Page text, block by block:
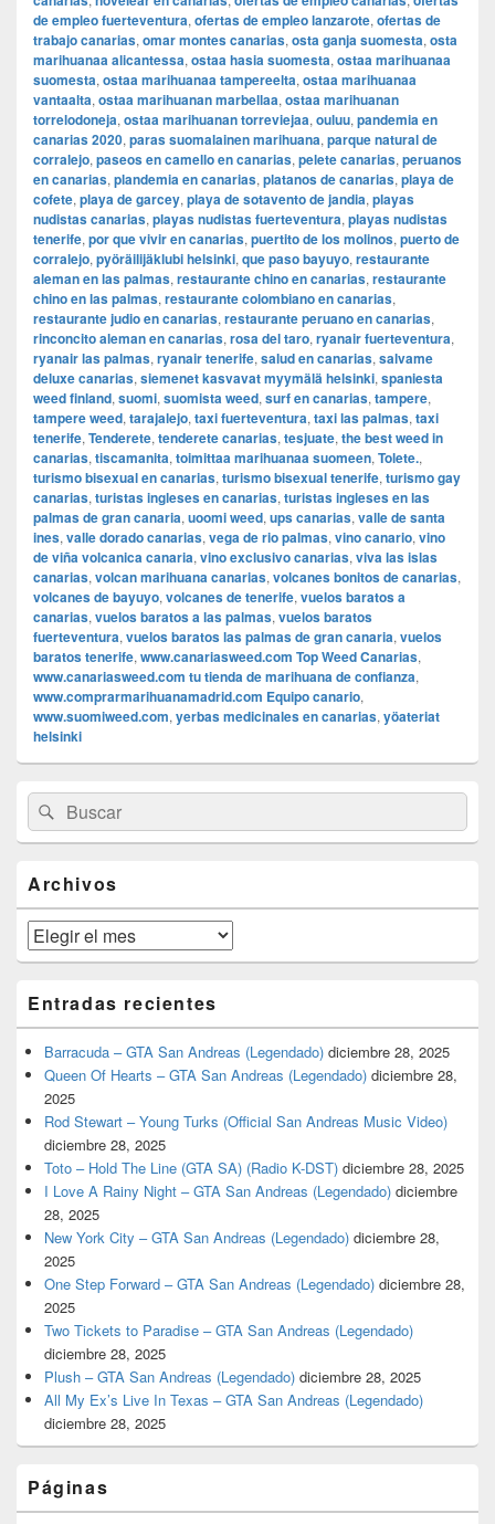
de empleo fuerteventura, ofertas de empleo lanzarote, ofertas de
trabajo canarias, omar montes canarias, osta ganja suomesta, osta
marihuanaa alicantessa, ostaa hasia suomesta, ostaa marihuanaa
suomesta, ostaa marihuanaa tampereelta, ostaa marihuanaa
vantaalta, ostaa marihuanan marbellaa, ostaa marihuanan
torrelodoneja, ostaa marihuanan torreviejaa, ouluu, pandemia en
canarias 2020, paras suomalainen marihuana, parque natural de
corralejo, paseos en camello en canarias, pelete canarias, peruanos
en canarias, plandemia en canarias, platanos de canarias, playa de
cofete, playa de garcey, playa de sotavento de jandia, playas
nudistas canarias, playas nudistas fuerteventura, playas nudistas
tenerife, por que vivir en canarias, puertito de los molinos, puerto de
corralejo, pyöräilijäklubi helsinki, que paso bayuyo, restaurante
aleman en las palmas, restaurante chino en canarias, restaurante
chino en las palmas, restaurante colombiano en canarias,
restaurante judio en canarias, restaurante peruano en canarias,
rinconcito aleman en canarias, rosa del taro, ryanair fuerteventura,
ryanair las palmas, ryanair tenerife, salud en canarias, salvame
deluxe canarias, siemenet kasvavat myymälä helsinki, spaniesta
weed finland, suomi, suomista weed, surf en canarias, tampere,
tampere weed, tarajalejo, taxi fuerteventura, taxi las palmas, taxi
tenerife, Tenderete, tenderete canarias, tesjuate, the best weed in
canarias, tiscamanita, toimittaa marihuanaa suomeen, Tolete.,
turismo bisexual en canarias, turismo bisexual tenerife, turismo gay
canarias, turistas ingleses en canarias, turistas ingleses en las
palmas de gran canaria, uoomi weed, ups canarias, valle de santa
ines, valle dorado canarias, vega de rio palmas, vino canario, vino
de viña volcanica canaria, vino exclusivo canarias, viva las islas
canarias, volcan marihuana canarias, volcanes bonitos de canarias,
volcanes de bayuyo, volcanes de tenerife, vuelos baratos a
canarias, vuelos baratos a las palmas, vuelos baratos
fuerteventura, vuelos baratos las palmas de gran canaria, vuelos
baratos tenerife, www.canariasweed.com Top Weed Canarias,
www.canariasweed.com tu tienda de marihuana de confianza,
www.comprarmarihuanamadrid.com Equipo canario,
www.suomiweed.com, yerbas medicinales en canarias, yöateriat
helsinki
área
de
widget
lateral
primaria
Buscar
por:
Buscar
Archivos
Archivos
Entradas recientes
Barracuda – GTA San Andreas (Legendado) diciembre 28, 2025
Queen Of Hearts – GTA San Andreas (Legendado) diciembre 28,
2025
Rod Stewart – Young Turks (Official San Andreas Music Video)
diciembre 28, 2025
Toto – Hold The Line (GTA SA) (Radio K-DST) diciembre 28, 2025
I Love A Rainy Night – GTA San Andreas (Legendado) diciembre
28, 2025
New York City – GTA San Andreas (Legendado) diciembre 28,
2025
One Step Forward – GTA San Andreas (Legendado) diciembre 28,
2025
Two Tickets to Paradise – GTA San Andreas (Legendado)
diciembre 28, 2025
Plush – GTA San Andreas (Legendado) diciembre 28, 2025
All My Ex’s Live In Texas – GTA San Andreas (Legendado)
diciembre 28, 2025
Páginas